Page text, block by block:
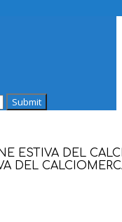
Submit
ESTIVA DEL
DEL